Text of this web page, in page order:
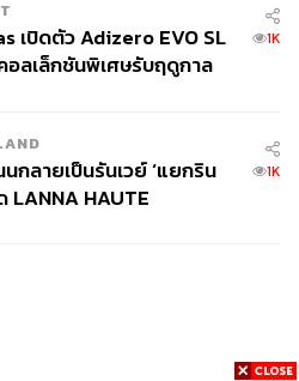
เปิดตัว Adizero EVO SL
อลเล็กชันพิเศษรับฤดูกาล
1K
นกลายเป็นรันเวย์ ‘แยกริน
LANNA HAUTE
1K